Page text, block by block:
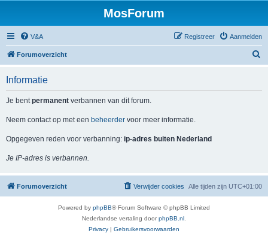
MosForum
V&A Aanmelden
Registreer
Forumoverzicht
Informatie
Je bentpermanent verbannen van dit forum.
Neem contact op met een beheerder voor meer informatie.
Opgegeven reden voor verbanning: ip-adres buiten Nederland
Je IP-adres is verbannen.
Forumoverzicht Alle tijden zijn UTC+01:00
Verwijder cookies
Powered by phpBB® Forum Software © phpBB Limited
Nederlandse vertaling doorphpBB.nl
Privacy | Gebruikersvoorwaarden